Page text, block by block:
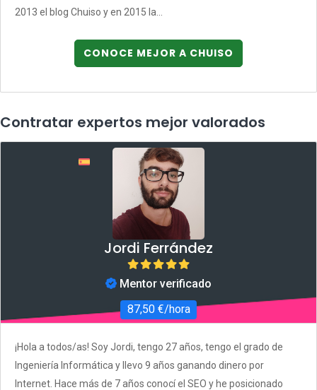
2013 el blog Chuiso y en 2015 la...
CONOCE MEJOR A CHUISO
Contratar expertos mejor valorados
Jordi Ferrández
Mentor verificado
87,50 €/hora
¡Hola a todos/as! Soy Jordi, tengo 27 años, tengo el grado de
Ingeniería Informática y llevo 9 años ganando dinero por
Internet. Hace más de 7 años conocí el SEO y he posicionado